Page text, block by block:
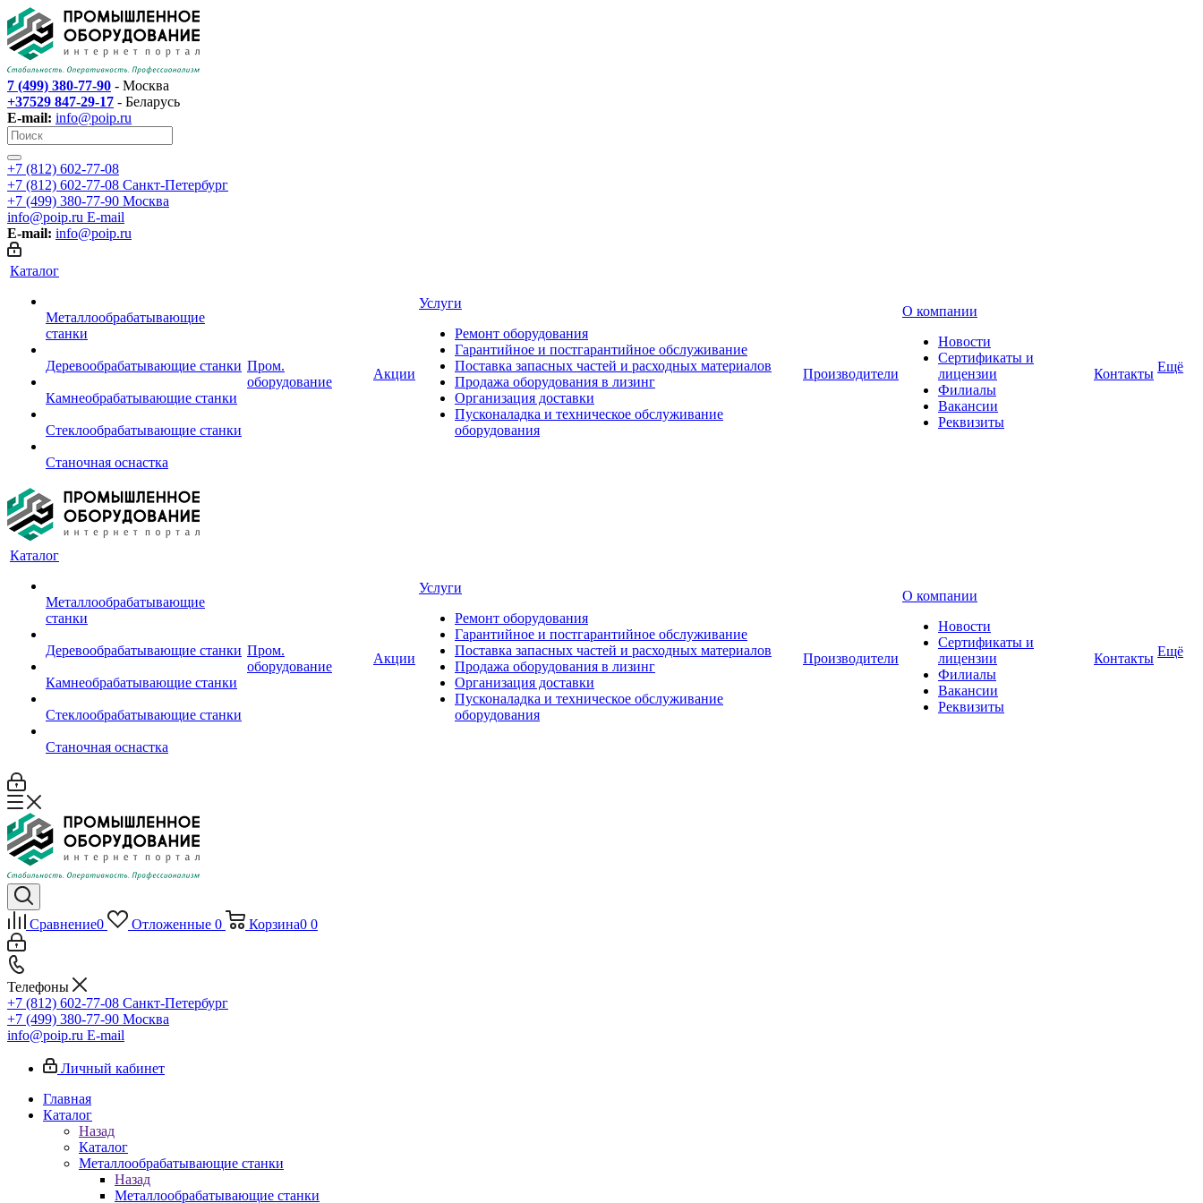
7 (499) 380-77-90 - Москва
+37529 847-29-17 - Беларусь
E-mail: info@poip.ru
+7 (812) 602-77-08
+7 (812) 602-77-08 Санкт-Петербург
+7 (499) 380-77-90 Москва
info@poip.ru E-mail
E-mail: info@poip.ru
Каталог
Металлообрабатывающие
станки
Деревообрабатывающие станки
Камнеобрабатывающие станки
Стеклообрабатывающие станки
Станочная оснастка
Пром.
оборудование
Акции
Услуги
Ремонт оборудования
Гарантийное и постгарантийное обслуживание
Поставка запасных частей и расходных материалов
Продажа оборудования в лизинг
Организация доставки
Пусконаладка и техническое обслуживание
оборудования
Производители
О компании
Новости
Сертификаты и
лицензии
Филиалы
Вакансии
Реквизиты
Контакты Ещё
Каталог
Металлообрабатывающие
станки
Деревообрабатывающие станки
Камнеобрабатывающие станки
Стеклообрабатывающие станки
Станочная оснастка
Пром.
оборудование
Акции
Услуги
Ремонт оборудования
Гарантийное и постгарантийное обслуживание
Поставка запасных частей и расходных материалов
Продажа оборудования в лизинг
Организация доставки
Пусконаладка и техническое обслуживание
оборудования
Производители
О компании
Новости
Сертификаты и
лицензии
Филиалы
Вакансии
Реквизиты
Контакты Ещё
Сравнение0 Отложенные 0 Корзина0 0
Телефоны
+7 (812) 602-77-08 Санкт-Петербург
+7 (499) 380-77-90 Москва
info@poip.ru E-mail
Личный кабинет
Главная
Каталог
Назад
Каталог
Металлообрабатывающие станки
Назад
Металлообрабатывающие станки